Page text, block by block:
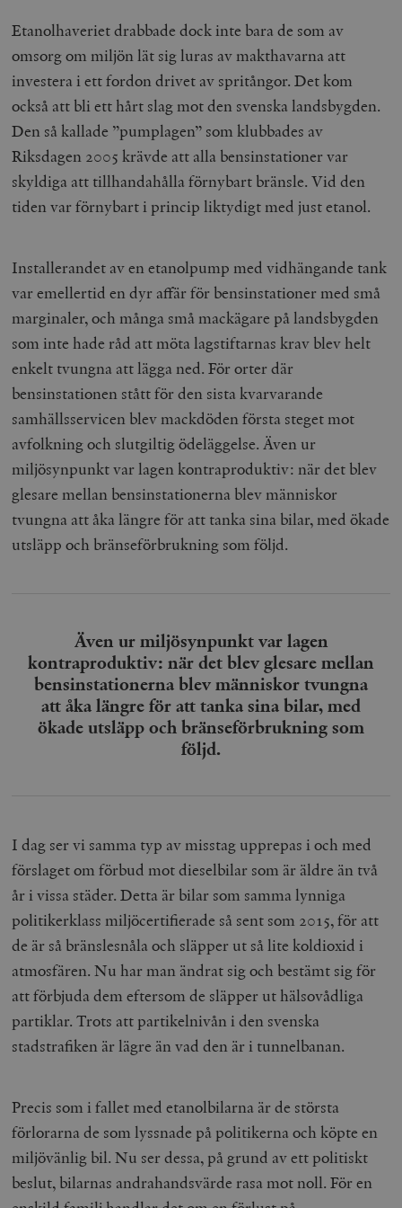
Etanolhaveriet drabbade dock inte bara de som av
omsorg om miljön lät sig luras av makthavarna att
investera i ett fordon drivet av spritångor. Det kom
också att bli ett hårt slag mot den svenska landsbygden.
Den så kallade ”pumplagen” som klubbades av
Riksdagen 2005 krävde att alla bensinstationer var
skyldiga att tillhandahålla förnybart bränsle. Vid den
tiden var förnybart i princip liktydigt med just etanol.
Installerandet av en etanolpump med vidhängande tank
var emellertid en dyr affär för bensinstationer med små
marginaler, och många små mackägare på landsbygden
som inte hade råd att möta lagstiftarnas krav blev helt
enkelt tvungna att lägga ned. För orter där
bensinstationen stått för den sista kvarvarande
samhällsservicen blev mackdöden första steget mot
avfolkning och slutgiltig ödeläggelse. Även ur
miljösynpunkt var lagen kontraproduktiv: när det blev
glesare mellan bensinstationerna blev människor
tvungna att åka längre för att tanka sina bilar, med ökade
utsläpp och bränseförbrukning som följd.
Även ur miljösynpunkt var lagen
kontraproduktiv: när det blev glesare mellan
bensinstationerna blev människor tvungna
att åka längre för att tanka sina bilar, med
ökade utsläpp och bränseförbrukning som
följd.
I dag ser vi samma typ av misstag upprepas i och med
förslaget om förbud mot dieselbilar som är äldre än två
år i vissa städer. Detta är bilar som samma lynniga
politikerklass miljöcertifierade så sent som 2015, för att
de är så bränslesnåla och släpper ut så lite koldioxid i
atmosfären. Nu har man ändrat sig och bestämt sig för
att förbjuda dem eftersom de släpper ut hälsovådliga
partiklar. Trots att partikelnivån i den svenska
stadstrafiken är lägre än vad den är i tunnelbanan.
Precis som i fallet med etanolbilarna är de största
förlorarna de som lyssnade på politikerna och köpte en
miljövänlig bil. Nu ser dessa, på grund av ett politiskt
beslut, bilarnas andrahandsvärde rasa mot noll. För en